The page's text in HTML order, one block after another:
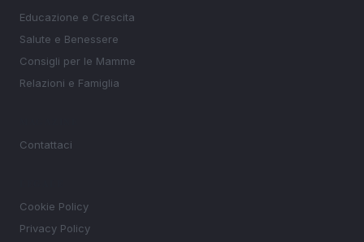
Educazione e Crescita
Salute e Benessere
Consigli per le Mamme
Relazioni e Famiglia
Contattaci
Cookie Policy
Privacy Policy